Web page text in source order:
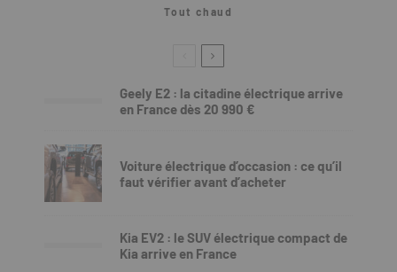
Tout chaud
Geely E2 : la citadine électrique arrive
en France dès 20 990 €
Voiture électrique d’occasion : ce qu’il
faut vérifier avant d’acheter
Kia EV2 : le SUV électrique compact de
Kia arrive en France